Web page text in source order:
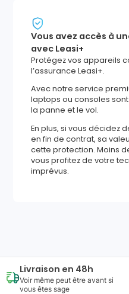
Vous avez accès à
avec Leasi+
Protégez vos appareils
l’assurance Leasi+.
Avec notre service
laptops ou consoles
la panne et le vol.
En plus, si vous décidez
en fin de contrat, sa
cette protection. Moins
vous profitez de votre
imprévus.
Livraison en 48h
Voir même peut être avant si
vous êtes sage